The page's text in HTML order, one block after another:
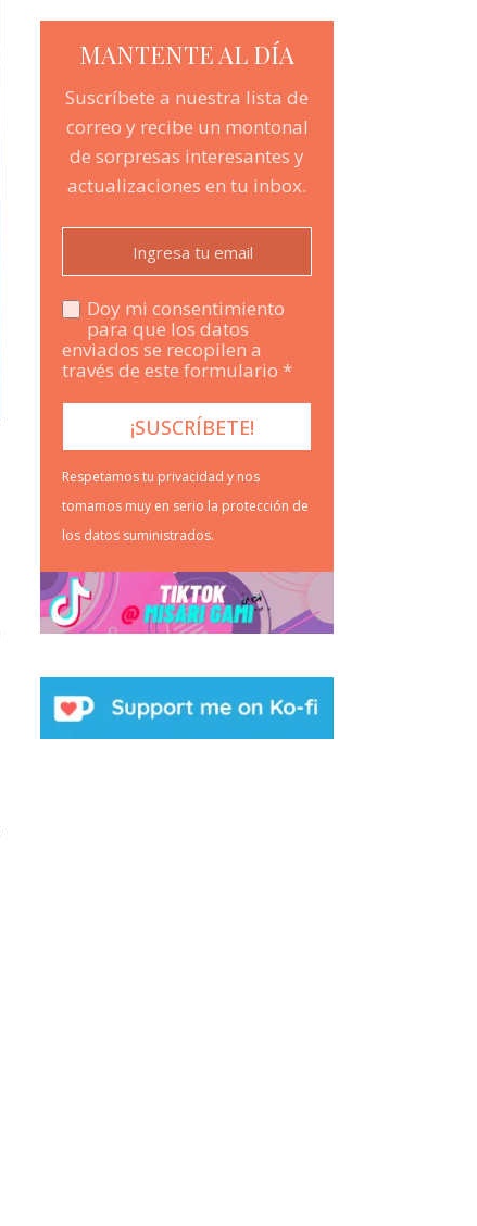
MANTENTE AL DÍA
Suscríbete a nuestra lista de
correo y recibe un montonal
de sorpresas interesantes y
actualizaciones en tu inbox.
Doy mi consentimiento
para que los datos
enviados se recopilen a
través de este formulario *
Respetamos tu privacidad y nos
tomamos muy en serio la protección de
los datos suministrados.